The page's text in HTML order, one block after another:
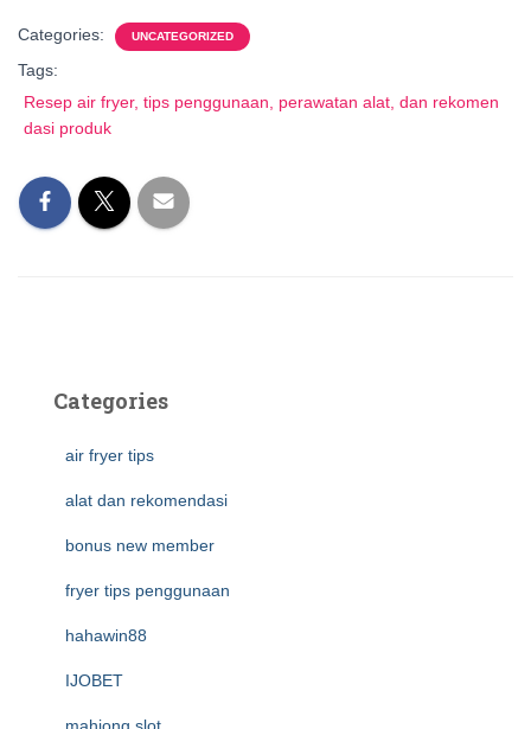
Categories: UNCATEGORIZED
Tags:
Resep air fryer, tips penggunaan, perawatan alat, dan rekomen
dasi produk
Categories
air fryer tips
alat dan rekomendasi
bonus new member
fryer tips penggunaan
hahawin88
IJOBET